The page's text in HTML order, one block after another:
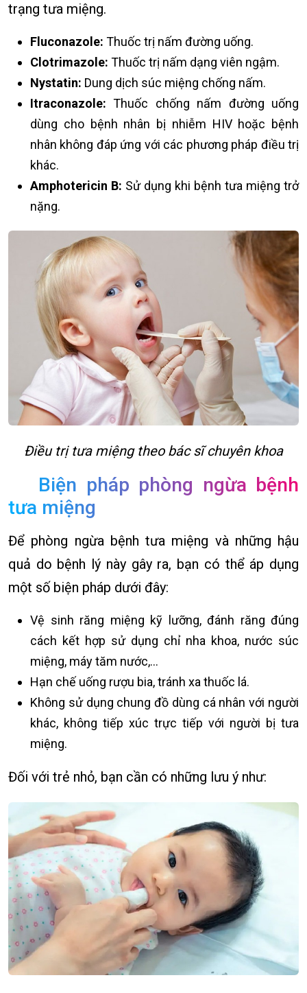
trạng tưa miệng.
Fluconazole: Thuốc trị nấm đường uống.
Clotrimazole: Thuốc trị nấm dạng viên ngậm.
Nystatin: Dung dịch súc miệng chống nấm.
Itraconazole: Thuốc chống nấm đường uống
dùng cho bệnh nhân bị nhiễm HIV hoặc bệnh
nhân không đáp ứng với các phương pháp điều trị
khác.
Amphotericin B: Sử dụng khi bệnh tưa miệng trở
nặng.
Điều trị tưa miệng theo bác sĩ chuyên khoa
Biện pháp phòng ngừa bệnh
tưa miệng
Để phòng ngừa bệnh tưa miệng và những hậu
quả do bệnh lý này gây ra, bạn có thể áp dụng
một số biện pháp dưới đây:
Vệ sinh răng miệng kỹ lưỡng, đánh răng đúng
cách kết hợp sử dụng chỉ nha khoa, nước súc
miệng, máy tăm nước,...
Hạn chế uống rượu bia, tránh xa thuốc lá.
Không sử dụng chung đồ dùng cá nhân với người
khác, không tiếp xúc trực tiếp với người bị tưa
miệng.
Đối với trẻ nhỏ, bạn cần có những lưu ý như: